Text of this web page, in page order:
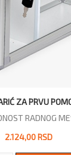
ZA PRVU
RADNOG
2.124,00 RSD